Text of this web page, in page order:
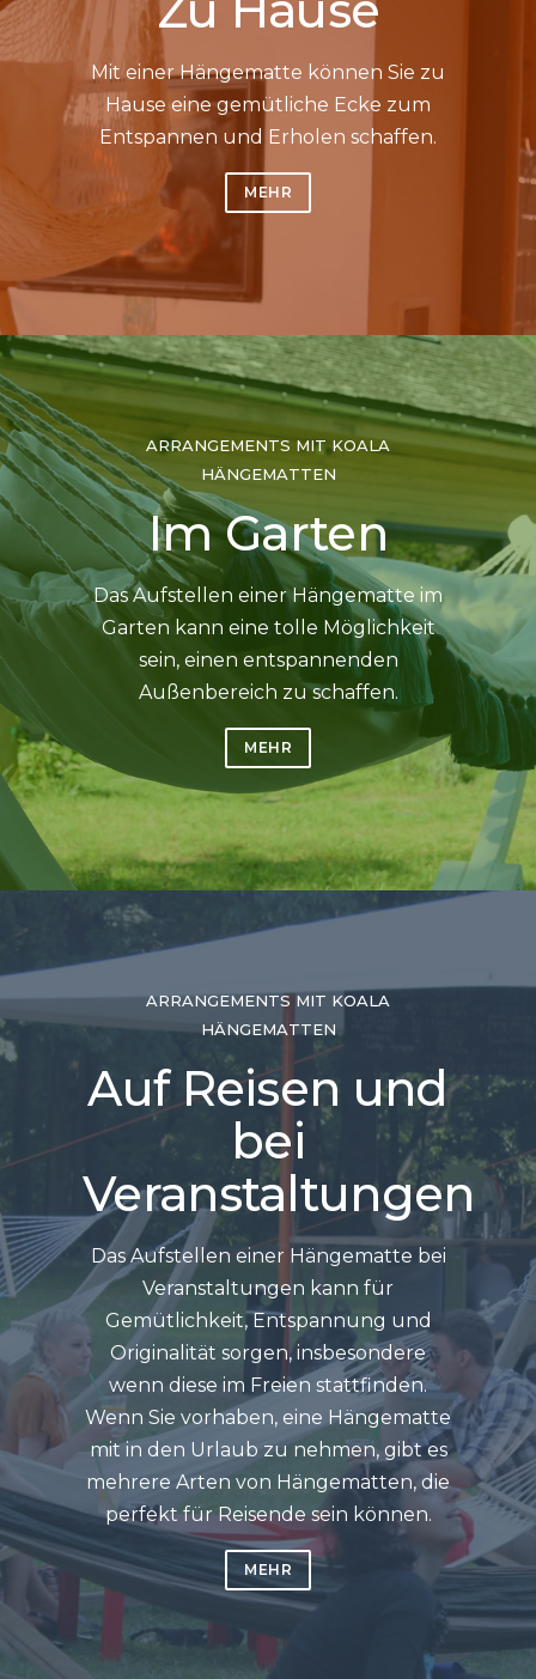
Mit einer Hängematte können Sie zu
Hause eine gemütliche Ecke zum
Entspannen und Erholen schaffen.
MEHR
ARRANGEMENTS MIT KOALA
HÄNGEMATTEN
Im Garten
Das Aufstellen einer Hängematte im
Garten kann eine tolle Möglichkeit
sein, einen entspannenden
Außenbereich zu schaffen.
MEHR
ARRANGEMENTS MIT KOALA
HÄNGEMATTEN
Auf Reisen und
bei
Veranstaltungen
Das Aufstellen einer Hängematte bei
Veranstaltungen kann für
Gemütlichkeit, Entspannung und
Originalität sorgen, insbesondere
wenn diese im Freien stattfinden.
Wenn Sie vorhaben, eine Hängematte
mit in den Urlaub zu nehmen, gibt es
mehrere Arten von Hängematten, die
perfekt für Reisende sein können.
MEHR